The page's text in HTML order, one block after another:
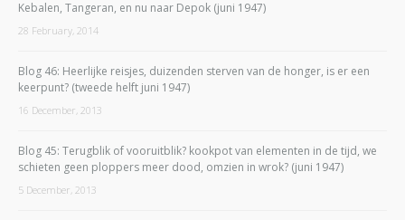
Kebalen, Tangeran, en nu naar Depok (juni 1947)
28 February, 2014
Blog 46: Heerlijke reisjes, duizenden sterven van de honger, is er een
keerpunt? (tweede helft juni 1947)
16 December, 2013
Blog 45: Terugblik of vooruitblik? kookpot van elementen in de tijd, we
schieten geen ploppers meer dood, omzien in wrok? (juni 1947)
5 December, 2013